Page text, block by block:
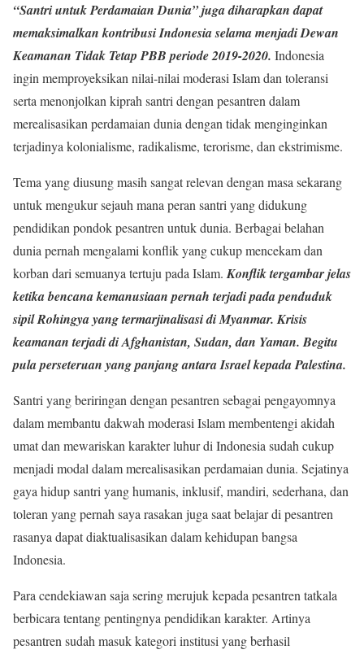
“Santri untuk Perdamaian Dunia” juga diharapkan dapat
memaksimalkan kontribusi Indonesia selama menjadi Dewan
Keamanan Tidak Tetap PBB periode 2019-2020. Indonesia
ingin memproyeksikan nilai-nilai moderasi Islam dan toleransi
serta menonjolkan kiprah santri dengan pesantren dalam
merealisasikan perdamaian dunia dengan tidak menginginkan
terjadinya kolonialisme, radikalisme, terorisme, dan ekstrimisme.
Tema yang diusung masih sangat relevan dengan masa sekarang
untuk mengukur sejauh mana peran santri yang didukung
pendidikan pondok pesantren untuk dunia. Berbagai belahan
dunia pernah mengalami konflik yang cukup mencekam dan
korban dari semuanya tertuju pada Islam. Konflik tergambar jelas
ketika bencana kemanusiaan pernah terjadi pada penduduk
sipil Rohingya yang termarjinalisasi di Myanmar. Krisis
keamanan terjadi di Afghanistan, Sudan, dan Yaman. Begitu
pula perseteruan yang panjang antara Israel kepada Palestina.
Santri yang beriringan dengan pesantren sebagai pengayomnya
dalam membantu dakwah moderasi Islam membentengi akidah
umat dan mewariskan karakter luhur di Indonesia sudah cukup
menjadi modal dalam merealisasikan perdamaian dunia. Sejatinya
gaya hidup santri yang humanis, inklusif, mandiri, sederhana, dan
toleran yang pernah saya rasakan juga saat belajar di pesantren
rasanya dapat diaktualisasikan dalam kehidupan bangsa
Indonesia.
Para cendekiawan saja sering merujuk kepada pesantren tatkala
berbicara tentang pentingnya pendidikan karakter. Artinya
pesantren sudah masuk kategori institusi yang berhasil